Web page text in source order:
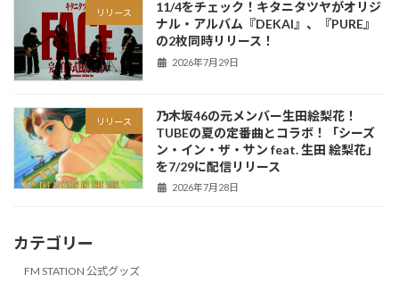
リリース
11/4をチェック！キタニタツヤがオリジ
ナル・アルバム『DEKAI』、『PURE』
の2枚同時リリース！
2026年7月29日
リリース
乃木坂46の元メンバー生田絵梨花！
TUBEの夏の定番曲とコラボ！「シーズ
ン・イン・ザ・サン feat. 生田 絵梨花」
を7/29に配信リリース
2026年7月28日
カテゴリー
FM STATION 公式グッズ